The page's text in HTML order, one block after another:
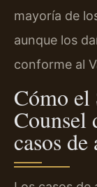
mayoría de
aunque los
conforme al
Cómo
Counsel
casos